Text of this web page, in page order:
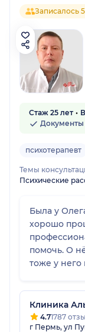
Записалось
Стаж 25 лет
психотерапевт
Темы
Психические
Была у
хорошо
помочь. О
тоже у
Клиника
4.71787
г Пермь, ул